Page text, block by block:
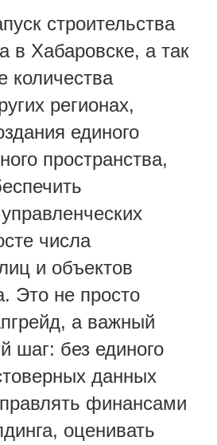
строительства
в Хабаровске, а так
количества
регионах,
единого
пространства,
числа
и объектов
Это не просто
а важный
шаг: без единого
данных
финансами
оценивать